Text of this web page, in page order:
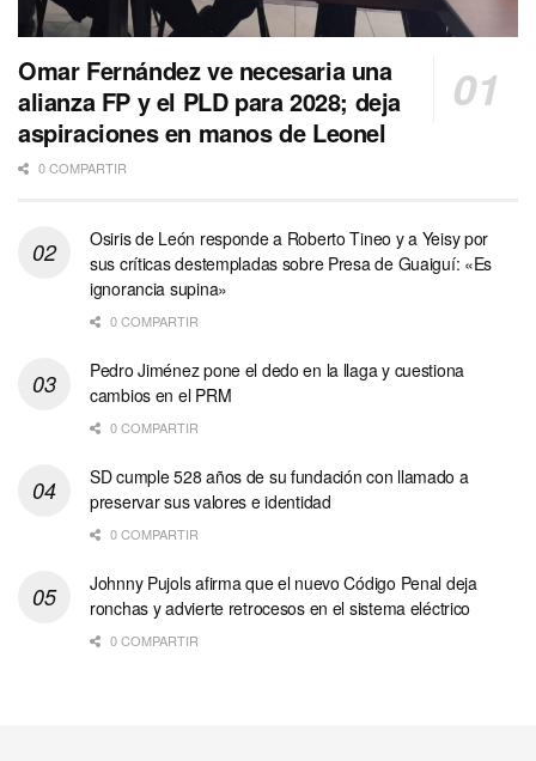
Omar Fernández ve necesaria una
alianza FP y el PLD para 2028; deja
aspiraciones en manos de Leonel
0 COMPARTIR
Osiris de León responde a Roberto Tineo y a Yeisy por
sus críticas destempladas sobre Presa de Guaiguí: «Es
ignorancia supina»
0 COMPARTIR
Pedro Jiménez pone el dedo en la llaga y cuestiona
cambios en el PRM
0 COMPARTIR
SD cumple 528 años de su fundación con llamado a
preservar sus valores e identidad
0 COMPARTIR
Johnny Pujols afirma que el nuevo Código Penal deja
ronchas y advierte retrocesos en el sistema eléctrico
0 COMPARTIR